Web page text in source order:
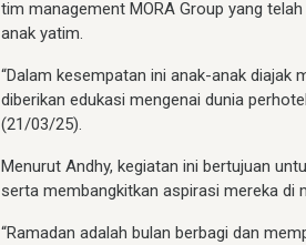
tim management MORA Group yang
anak yatim.
“Dalam kesempatan ini anak-anak diajak
diberikan edukasi mengenai dunia
(21/03/25).
Menurut Andhy, kegiatan ini bertujuan
serta membangkitkan aspirasi mereka di
“Ramadan adalah bulan berbagi dan